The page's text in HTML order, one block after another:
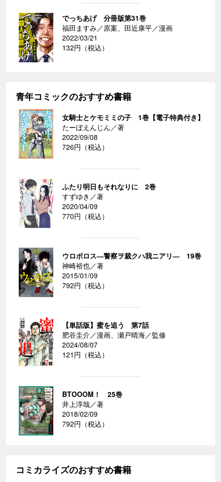
でっちあげ 分冊版第31巻
福田ますみ／原案、田近康平／漫画
2022/03/21
132円（税込）
青年コミックのおすすめ書籍
女騎士とケモミミの子 1巻【電子特典付き】
たーぼえんじん／著
2022/09/08
726円（税込）
ふたり明日もそれなりに 2巻
すずゆき／著
2020/04/09
770円（税込）
ウロボロス―警察ヲ裁クハ我ニアリ― 19巻
神崎裕也／著
2015/01/09
792円（税込）
【単話版】蜜を追う 第7話
肥谷圭介／漫画、瀬戸晴海／監修
2024/08/07
121円（税込）
BTOOOM！ 25巻
井上淳哉／著
2018/02/09
792円（税込）
コミカライズのおすすめ書籍